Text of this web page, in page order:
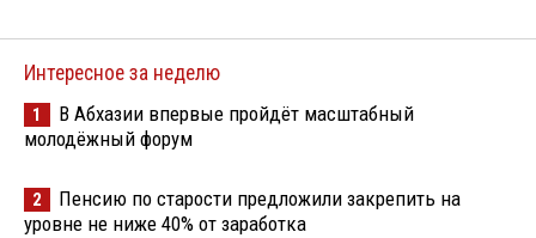
Интересное за неделю
1
В Абхазии впервые пройдёт масштабный
молодёжный форум
2
Пенсию по старости предложили закрепить на
уровне не ниже 40% от заработка